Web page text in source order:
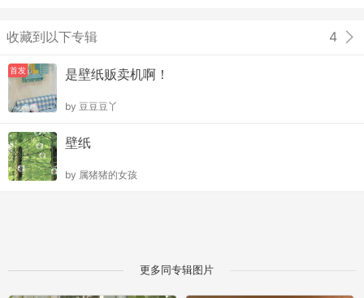
收藏到以下专辑 4
首发 是壁纸贩卖机啊！
by 豆豆豆丫
壁纸
by 属猪猪的女孩
更多同专辑图片